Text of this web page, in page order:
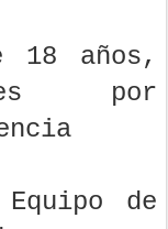
18 años,
por
de